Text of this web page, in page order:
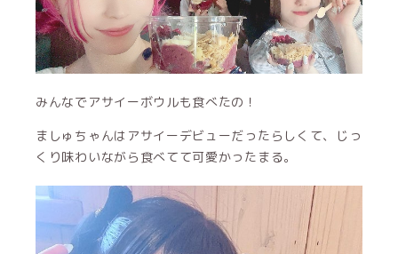
みんなでアサイーボウルも食べたの！
ましゅちゃんはアサイーデビューだったらしくて、じっ
くり味わいながら食べてて可愛かったまる。